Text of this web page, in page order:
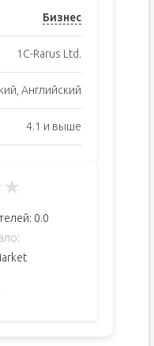
Бизнес
1C-Rarus Ltd.
Английский
4.1 и выше
★
0.0